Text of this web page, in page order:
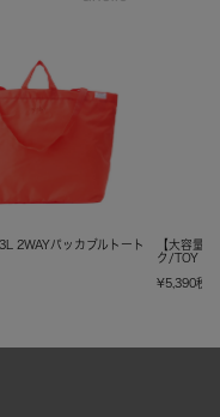
2WAYパッカブルトート
【大容量
ク/TOY
¥5,390税込